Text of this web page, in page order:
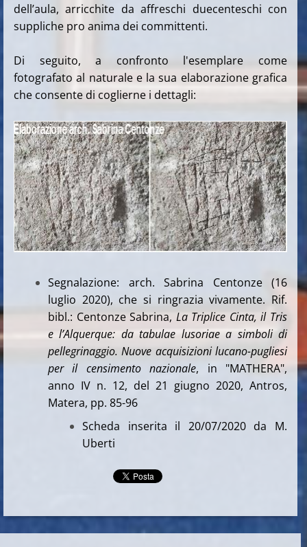
dell’aula, arricchite da affreschi duecenteschi con
suppliche pro anima dei committenti.
Di seguito, a confronto l'esemplare come
fotografato al naturale e la sua elaborazione grafica
che consente di coglierne i dettagli:
Segnalazione: arch. Sabrina Centonze (16
luglio 2020), che si ringrazia vivamente. Rif.
bibl.: Centonze Sabrina, La Triplice Cinta, il Tris
e l’Alquerque: da tabulae lusoriae a simboli di
pellegrinaggio. Nuove acquisizioni lucano-pugliesi
per il censimento nazionale, in "MATHERA",
anno IV n. 12, del 21 giugno 2020, Antros,
Matera, pp. 85-96
Scheda inserita il 20/07/2020 da M.
Uberti